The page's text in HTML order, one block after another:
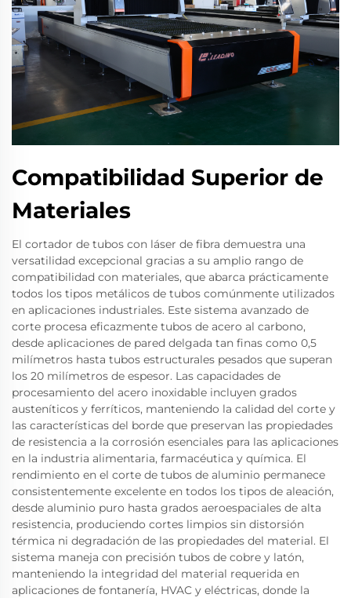
Compatibilidad Superior de
Materiales
El cortador de tubos con láser de fibra demuestra una
versatilidad excepcional gracias a su amplio rango de
compatibilidad con materiales, que abarca prácticamente
todos los tipos metálicos de tubos comúnmente utilizados
en aplicaciones industriales. Este sistema avanzado de
corte procesa eficazmente tubos de acero al carbono,
desde aplicaciones de pared delgada tan finas como 0,5
milímetros hasta tubos estructurales pesados que superan
los 20 milímetros de espesor. Las capacidades de
procesamiento del acero inoxidable incluyen grados
austeníticos y ferríticos, manteniendo la calidad del corte y
las características del borde que preservan las propiedades
de resistencia a la corrosión esenciales para las aplicaciones
en la industria alimentaria, farmacéutica y química. El
rendimiento en el corte de tubos de aluminio permanece
consistentemente excelente en todos los tipos de aleación,
desde aluminio puro hasta grados aeroespaciales de alta
resistencia, produciendo cortes limpios sin distorsión
térmica ni degradación de las propiedades del material. El
sistema maneja con precisión tubos de cobre y latón,
manteniendo la integridad del material requerida en
aplicaciones de fontanería, HVAC y eléctricas, donde la